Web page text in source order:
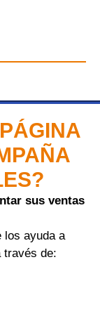
sus ventas
los ayuda a
través de: